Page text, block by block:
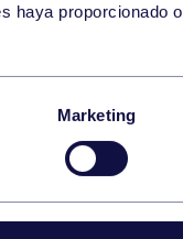
haya proporcionado o
Marketing